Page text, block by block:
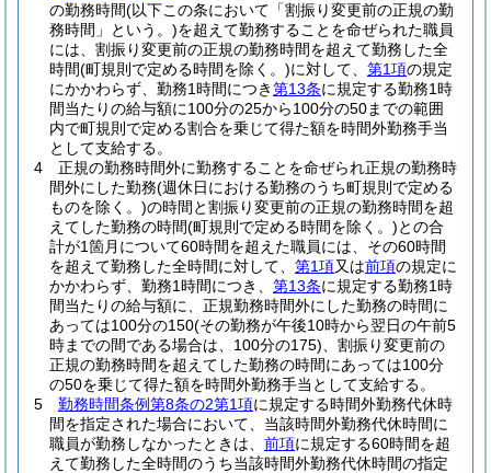
の勤務時間(以下この条において「割振り変更前の正規の勤
務時間」という。)を超えて勤務することを命ぜられた職員
には、割振り変更前の正規の勤務時間を超えて勤務した全
時間(町規則で定める時間を除く。)に対して、 第1項の規定
にかかわらず、勤務1時間につき第13条に規定する勤務1時
間当たりの給与額に100分の25から100分の50までの範囲
内で町規則で定める割合を乗じて得た額を時間外勤務手当
として支給する。
4
正規の勤務時間外に勤務することを命ぜられ正規の勤務時
間外にした勤務(週休日における勤務のうち町規則で定める
ものを除く。)の時間と割振り変更前の正規の勤務時間を超
えてした勤務の時間(町規則で定める時間を除く。)との合
計が1箇月について60時間を超えた職員には、その60時間
を超えて勤務した全時間に対して、 第1項又は前項の規定に
かかわらず、勤務1時間につき、 第13条に規定する勤務1時
間当たりの給与額に、正規勤務時間外にした勤務の時間に
あっては100分の150(その勤務が午後10時から翌日の午前5
時までの間である場合は、100分の175) 、割振り変更前の
正規の勤務時間を超えてした勤務の時間にあっては100分
の50を乗じて得た額を時間外勤務手当として支給する。
5
勤務時間条例第8条の2第1項に規定する時間外勤務代休時
間を指定された場合において、当該時間外勤務代休時間に
職員が勤務しなかったときは、 前項に規定する60時間を超
えて勤務した全時間のうち当該時間外勤務代休時間の指定